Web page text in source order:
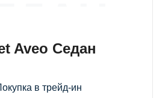
Aveo Седан
в трейд-ин